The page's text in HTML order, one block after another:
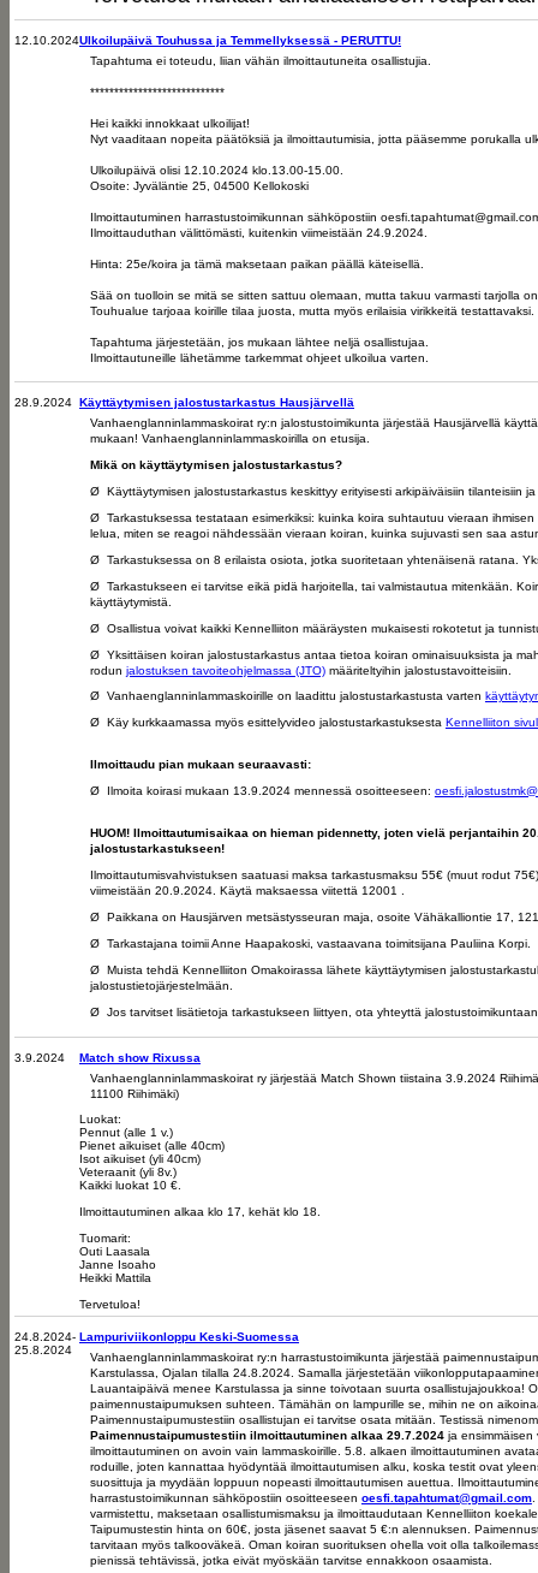
12.10.2024Ulkoilupäivä Touhussa ja Temmellyksessä - PERUTTU!
Tapahtuma ei toteudu, liian vähän ilmoittautuneita osallistujia.
****************************
Hei kaikki innokkaat ulkoilijat!
Nyt vaaditaan nopeita päätöksiä ja ilmoittautumisia, jotta pääsemme porukalla
Ulkoilupäivä olisi 12.10.2024 klo.13.00-15.00.
Osoite: Jyväläntie 25, 04500 Kellokoski
Ilmoittautuminen harrastustoimikunnan sähköpostiin
Ilmoittauduthan välittömästi, kuitenkin viimeistään 24.9.2024.
Hinta: 25e/koira ja tämä maksetaan paikan päällä käteisellä.
Sää on tuolloin se mitä se sitten sattuu olemaan, mutta takuu varmasti tarjolla
Touhualue tarjoaa koirille tilaa juosta, mutta myös erilaisia virikkeitä testattavaksi.
Tapahtuma järjestetään, jos mukaan lähtee neljä osallistujaa.
Ilmoittautuneille lähetämme tarkemmat ohjeet ulkoilua varten.
28.9.2024
Käyttäytymisen jalostustarkastus Hausjärvellä
Vanhaenglanninlammaskoirat ry:n jalostustoimikunta järjestää Hausjärvellä
mukaan! Vanhaenglanninlammaskoirilla on etusija.
Mikä on käyttäytymisen jalostustarkastus?
Ø Käyttäytymisen jalostustarkastus keskittyy erityisesti arkipäiväisiin tilanteisiin
Ø Tarkastuksessa testataan esimerkiksi: kuinka koira suhtautuu vieraan
lelua, miten se reagoi nähdessään vieraan koiran, kuinka sujuvasti sen saa
Ø Tarkastuksessa on 8 erilaista osiota, jotka suoritetaan yhtenäisenä ratana.
Ø Tarkastukseen ei tarvitse eikä pidä harjoitella, tai valmistautua mitenkään.
käyttäytymistä.
Ø Osallistua voivat kaikki Kennelliiton määräysten mukaisesti rokotetut ja
Ø Yksittäisen koiran jalostustarkastus antaa tietoa koiran ominaisuuksista ja
rodun jalostuksen tavoiteohjelmassa (JTO)määriteltyihin jalostustavoitteisiin.
Ø Vanhaenglanninlammaskoirille on laadittu jalostustarkastusta varten
Ø Käy kurkkaamassa myös esittelyvideo jalostustarkastuksesta Kennelliiton
Ilmoittaudu pian mukaan seuraavasti:
Ø Ilmoita koirasi mukaan 13.9.2024 mennessä osoitteeseen:
HUOM! Ilmoittautumisaikaa on hieman pidennetty, joten vielä perjantaihin
jalostustarkastukseen!
Ilmoittautumisvahvistuksen saatuasi maksa tarkastusmaksu 55€ (muut rodut
viimeistään 20.9.2024. Käytä maksaessa viitettä 12001 .
Ø Paikkana on Hausjärven metsästysseuran maja, osoite Vähäkalliontie 17,
Ø Tarkastajana toimii Anne Haapakoski, vastaavana toimitsijana Pauliina Korpi.
Ø Muista tehdä Kennelliiton Omakoirassa lähete käyttäytymisen
jalostustietojärjestelmään.
Ø Jos tarvitset lisätietoja tarkastukseen liittyen, ota yhteyttä
3.9.2024
Match show Rixussa
Vanhaenglanninlammaskoirat ry järjestää Match Shown tiistaina 3.9.2024
11100 Riihimäki)
Luokat:
Pennut (alle 1 v.)
Pienet aikuiset (alle 40cm)
Isot aikuiset (yli 40cm)
Veteraanit (yli 8v.)
Kaikki luokat 10 €.
Ilmoittautuminen alkaa klo 17, kehät klo 18.
Tuomarit:
Outi Laasala
Janne Isoaho
Heikki Mattila
Tervetuloa!
24.8.2024-
25.8.2024
Lampuriviikonloppu Keski-Suomessa
Vanhaenglanninlammaskoirat ry:n harrastustoimikunta järjestää
Karstulassa, Ojalan tilalla 24.8.2024. Samalla järjestetään
Lauantaipäivä menee Karstulassa ja sinne toivotaan suurta osallistujajoukkoa!
paimennustaipumuksen suhteen. Tämähän on lampurille se, mihin ne on
Paimennustaipumustestiin osallistujan ei tarvitse osata mitään. Testissä
Paimennustaipumustestiin ilmoittautuminen alkaa 29.7.2024ja ensimmäisen
ilmoittautuminen on avoin vain lammaskoirille. 5.8. alkaen ilmoittautuminen
roduille, joten kannattaa hyödyntää ilmoittautumisen alku, koska testit ovat
suosittuja ja myydään loppuun nopeasti ilmoittautumisen auettua.
harrastustoimikunnan sähköpostiin osoitteeseen oesfi.tapahtumat@gmail.com.
varmistettu, maksetaan osallistumismaksu ja ilmoittaudutaan Kennelliiton
Taipumustestin hinta on 60€, josta jäsenet saavat 5 €:n alennuksen.
tarvitaan myös talkooväkeä. Oman koiran suorituksen ohella voit olla
pienissä tehtävissä, jotka eivät myöskään tarvitse ennakkoon osaamista.